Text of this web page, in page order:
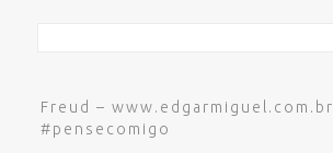
Freud – www.edgarmiguel.com.br
#pensecomigo